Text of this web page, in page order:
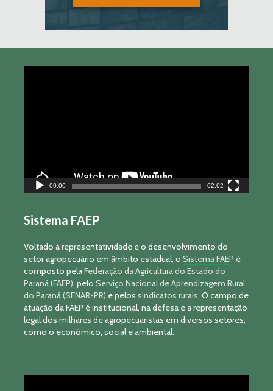
00:00 02:02
Sistema FAEP
Voltado à representatividade e o desenvolvimento do
setor agropecuário em âmbito estadual, o Sistema FAEP é
composto pelaFederação da Agricultura do Estado do
Paraná (FAEP), pelo Serviço Nacional de Aprendizagem Rural
do Paraná (SENAR-PR) e pelos sindicatos rurais. O campo de
atuação da FAEP é institucional, na defesa e a representação
legal dos milhares de agropecuaristas em diversos setores,
como o econômico, social e ambiental.